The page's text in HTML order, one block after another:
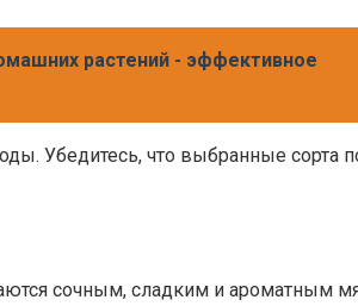
растений - эффективное
Убедитесь, что выбранные сорта
сочным, сладким и ароматным